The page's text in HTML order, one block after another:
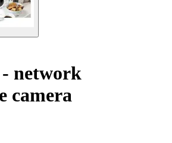
- network
camera